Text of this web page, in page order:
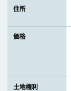
住所
価格
土地権利